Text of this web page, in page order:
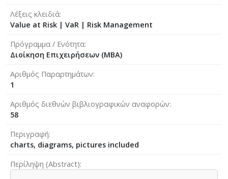
Λέξεις κλειδιά
Value at Risk | VaR | Risk Management
Πρόγραμμα / Ενότητα
Διοίκηση Επιχειρήσεων (MBA)
Αριθμός Παραρτημάτων
1
Αριθμός διεθνών βιβλιογραφικών αναφορών
58
Περιγραφή
charts, diagrams, pictures included
Περίληψη (Abstract)